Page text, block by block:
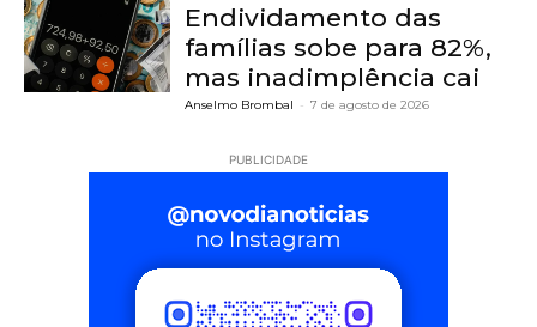
Endividamento das
famílias sobe para 82%,
mas inadimplência cai
Anselmo Brombal - 7 de agosto de 2026
PUBLICIDADE